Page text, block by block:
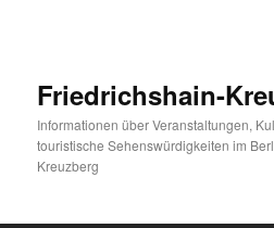
Friedrichshain-
Informationen über Veranstaltungen,
touristische Sehenswürdigkeiten im
Kreuzberg